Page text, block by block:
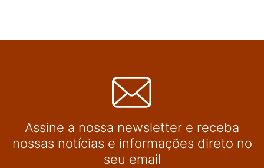
Assine a nossa newsletter e receba
nossas notícias e informações direto no
seu email